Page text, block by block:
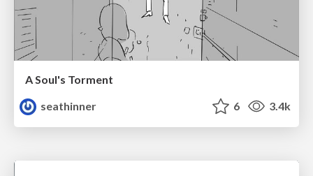
A Soul's Torment
seathinner
6 3.4k